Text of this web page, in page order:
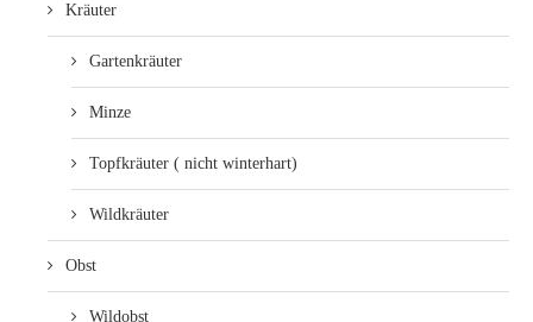
Kräuter
Gartenkräuter
Minze
Topfkräuter ( nicht winterhart)
Wildkräuter
Obst
Wildobst